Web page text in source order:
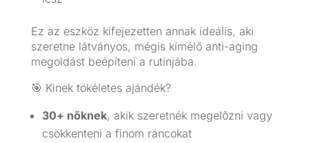
Ez az eszköz kifejezetten annak ideális, aki
szeretne látványos, mégis kímélő anti-aging
megoldást beépíteni a rutinjába.
🎯 Kinek tökéletes ajándék?
30+ nőknek, akik szeretnék megelőzni vagy
csökkenteni a finom ráncokat